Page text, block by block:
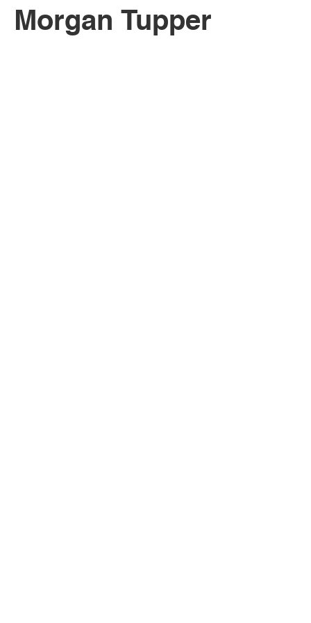
Morgan Tupper